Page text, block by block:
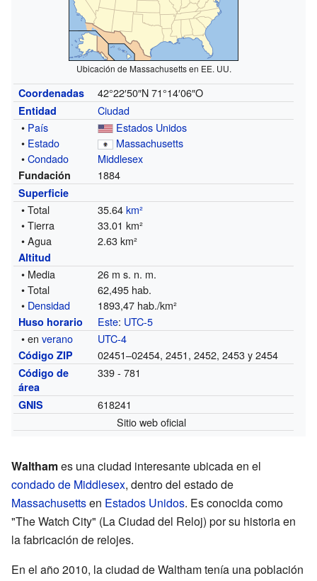
Ubicación de Massachusetts en EE. UU.
Coordenadas 42°22′50″N 71°14′06″O
Entidad
Ciudad
• País
Estados Unidos
• Estado
Massachusetts
•Condado Middlesex
Fundación 1884
Superficie
• Total 35.64km²
• Tierra
33.01 km²
• Agua
2.63 km²
Altitud
• Media
26 m s. n. m.
• Total
62,495 hab.
• Densidad 1893,47 hab./km²
Huso horario Este: UTC-5
• enverano UTC-4
Código ZIP 02451–02454, 2451, 2452, 2453 y 2454
Código de
área
339 - 781
GNIS
618241
Sitio web oficial
Walthames una ciudad interesante ubicada en el
condado de Middlesex, dentro del estado de
Massachusettsen Estados Unidos. Es conocida como
"The Watch City" (La Ciudad del Reloj) por su historia en
la fabricación de relojes.
En el año 2010, la ciudad de Waltham tenía una población